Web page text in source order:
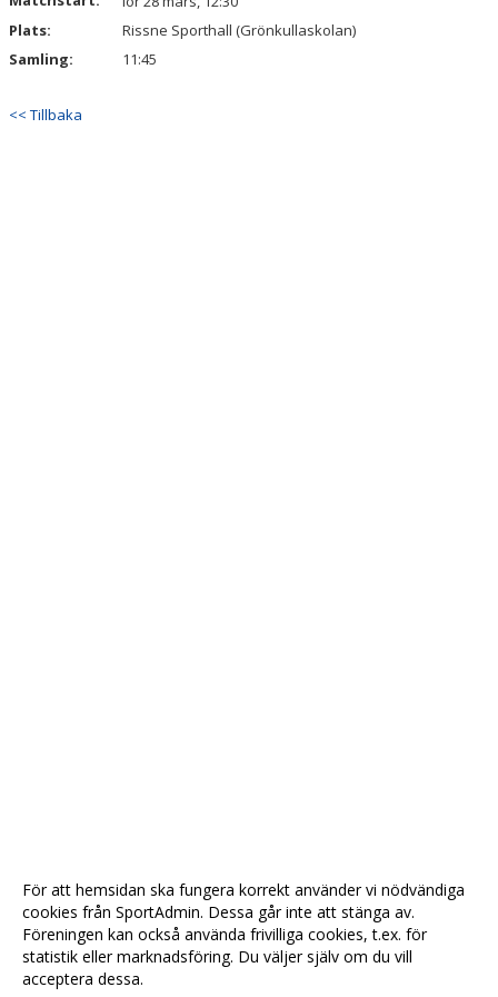
Plats:
Rissne Sporthall (Grönkullaskolan)
Samling:
11:45
<< Tillbaka
För att hemsidan ska fungera korrekt använder vi nödvändiga
cookies från SportAdmin. Dessa går inte att stänga av.
Föreningen kan också använda frivilliga cookies, t.ex. för
statistik eller marknadsföring. Du väljer själv om du vill
acceptera dessa.